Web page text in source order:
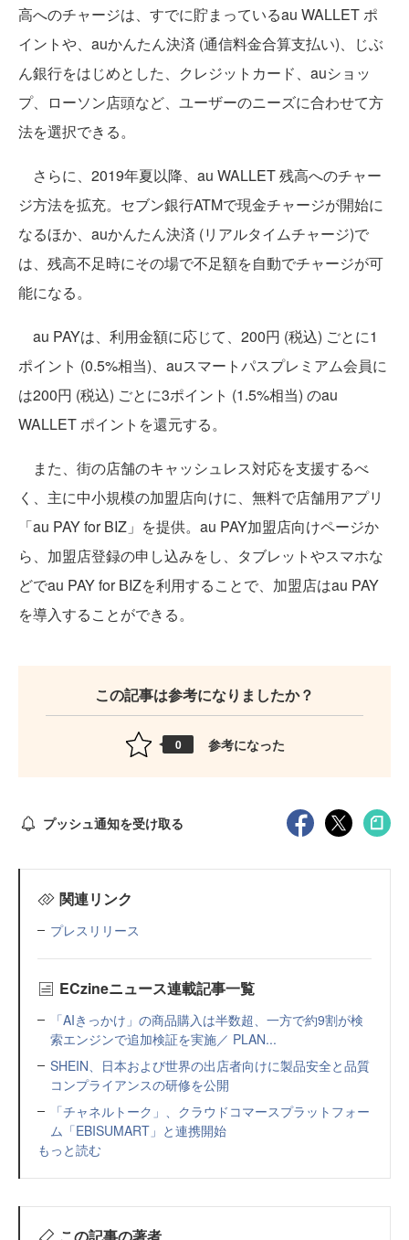
高へのチャージは、すでに貯まっているau WALLET ポ
イントや、auかんたん決済 (通信料金合算支払い)、じぶ
ん銀行をはじめとした、クレジットカード、auショッ
プ、ローソン店頭など、ユーザーのニーズに合わせて方
法を選択できる。
さらに、2019年夏以降、au WALLET 残高へのチャー
ジ方法を拡充。セブン銀行ATMで現金チャージが開始に
なるほか、auかんたん決済 (リアルタイムチャージ)で
は、残高不足時にその場で不足額を自動でチャージが可
能になる。
au PAYは、利用金額に応じて、200円 (税込) ごとに1
ポイント (0.5%相当)、auスマートパスプレミアム会員に
は200円 (税込) ごとに3ポイント (1.5%相当) のau
WALLET ポイントを還元する。
また、街の店舗のキャッシュレス対応を支援するべ
く、主に中小規模の加盟店向けに、無料で店舗用アプリ
「au PAY for BIZ」を提供。au PAY加盟店向けページか
ら、加盟店登録の申し込みをし、タブレットやスマホな
どでau PAY for BIZを利用することで、加盟店はau PAY
を導入することができる。
この記事は参考になりましたか？
0 参考になった
プッシュ通知を受け取る
関連リンク
プレスリリース
ECzineニュース連載記事一覧
「AIきっかけ」の商品購入は半数超、一方で約9割が検
索エンジンで追加検証を実施／ PLAN...
SHEIN、日本および世界の出店者向けに製品安全と品質
コンプライアンスの研修を公開
「チャネルトーク」、クラウドコマースプラットフォー
ム「EBISUMART」と連携開始
もっと読む